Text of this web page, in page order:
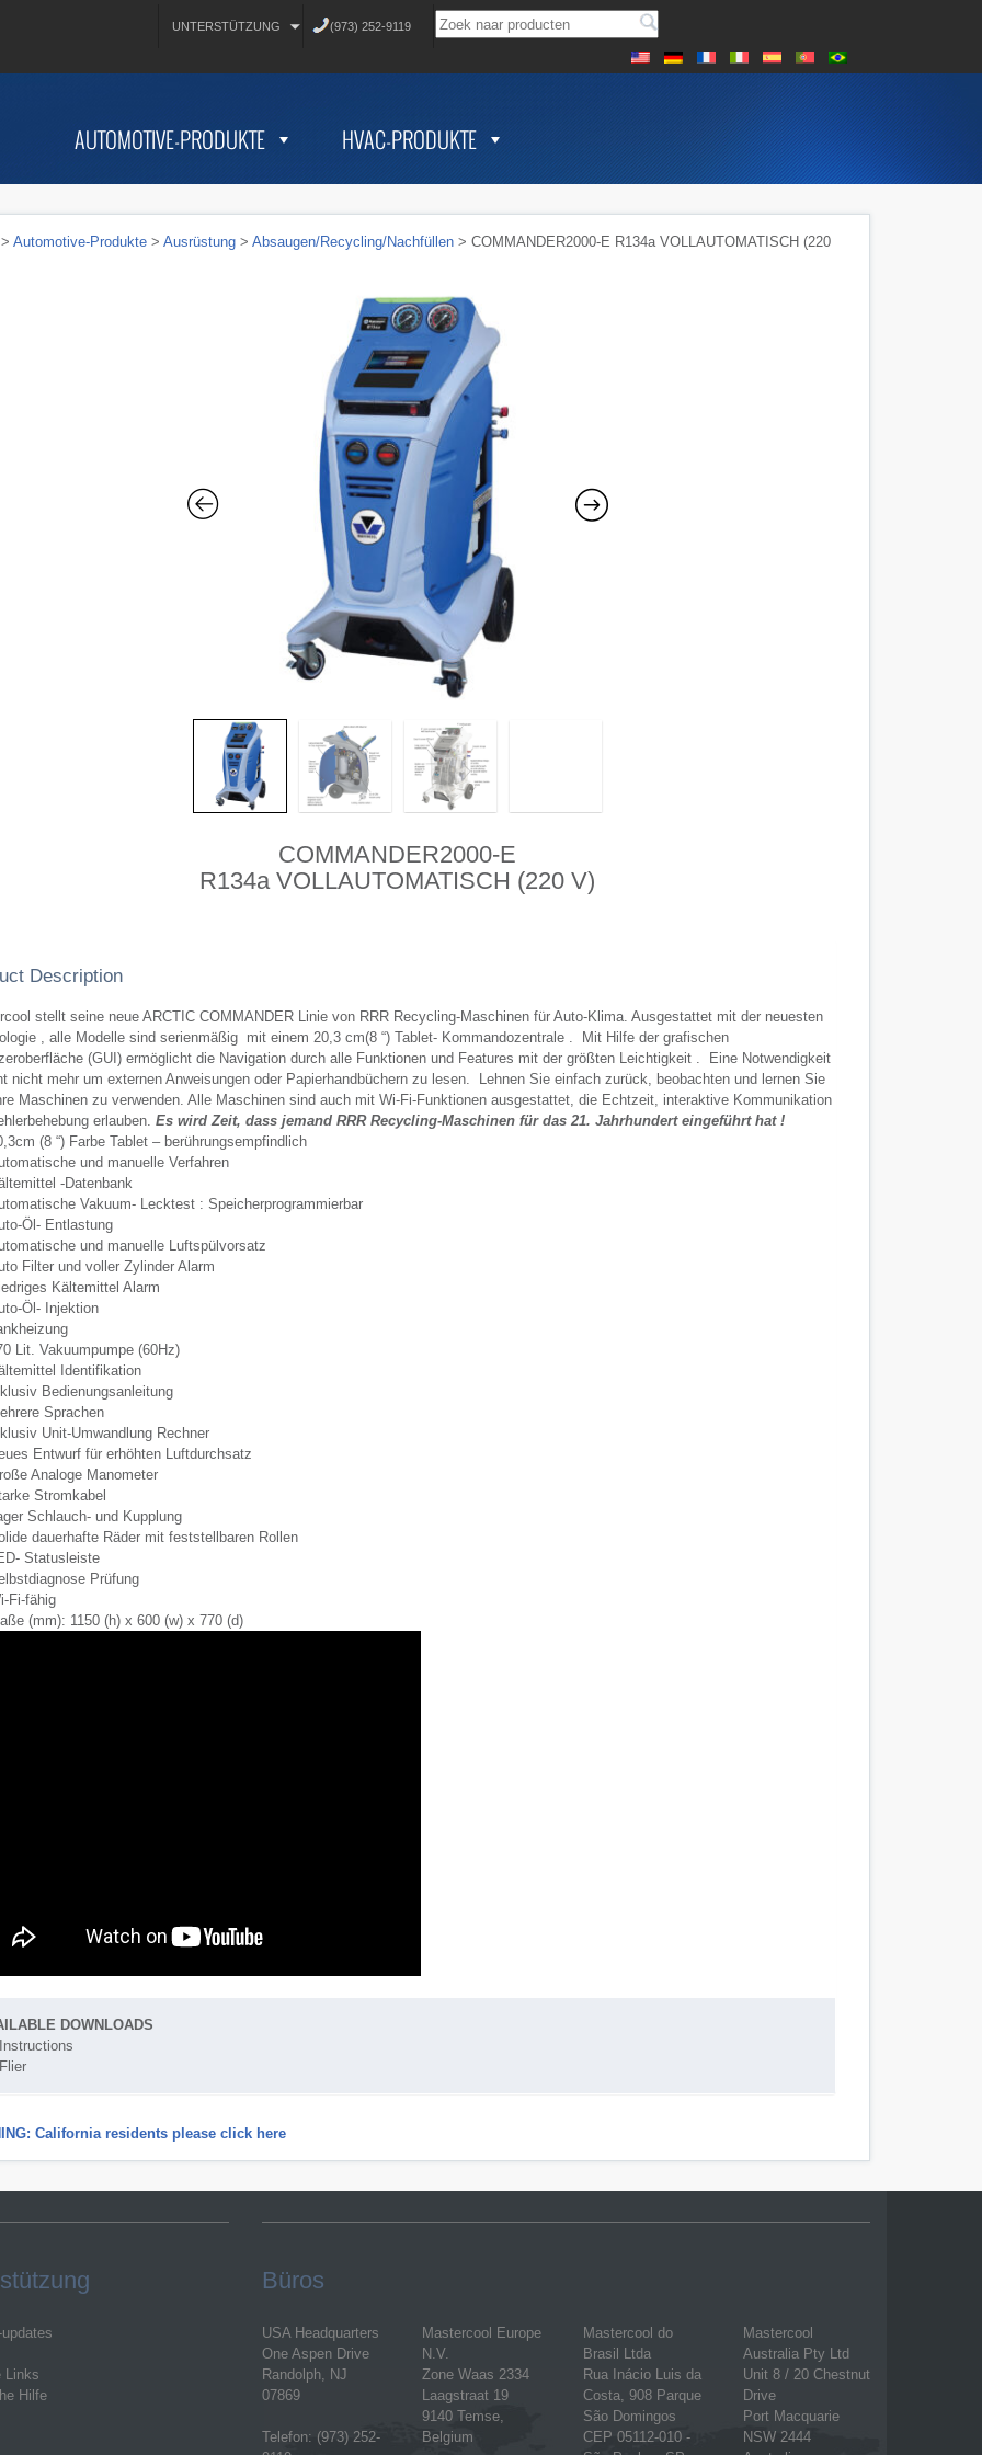
UNTERSTÜTZUNG (973) 252-9119
AUTOMOTIVE-PRODUKTE HVAC-PRODUKTE
Automotive-Produkte> Ausrüstung> Absaugen/Recycling/Nachfüllen> COMMANDER2000-E R134a VOLLAUTOMATISCH (220
COMMANDER2000-E
R134a VOLLAUTOMATISCH (220 V)
Description
stellt seine neue ARCTIC COMMANDER Linie von RRR Recycling-Maschinen für Auto-Klima. Ausgestattet mit der neuesten
, alle Modelle sind serienmäßig mit einem 20,3 cm(8 “) Tablet- Kommandozentrale . Mit Hilfe der grafischen
(GUI) ermöglicht die Navigation durch alle Funktionen und Features mit der größten Leichtigkeit . Eine Notwendigkeit
nicht mehr um externen Anweisungen oder Papierhandbüchern zu lesen. Lehnen Sie einfach zurück, beobachten und lernen Sie
Maschinen zu verwenden. Alle Maschinen sind auch mit Wi-Fi-Funktionen ausgestattet, die Echtzeit, interaktive Kommunikation
erlauben. Es wird Zeit, dass jemand RRR Recycling-Maschinen für das 21. Jahrhundert eingeführt hat !
(8 “) Farbe Tablet – berührungsempfindlich
und manuelle Verfahren
-Datenbank
Vakuum- Lecktest : Speicherprogrammierbar
Öl- Entlastung
und manuelle Luftspülvorsatz
Filter und voller Zylinder Alarm
Kältemittel Alarm
Öl- Injektion
Lit. Vakuumpumpe (60Hz)
Identifikation
Bedienungsanleitung
Sprachen
Unit-Umwandlung Rechner
Entwurf für erhöhten Luftdurchsatz
Analoge Manometer
Stromkabel
Schlauch- und Kupplung
dauerhafte Räder mit feststellbaren Rollen
Statusleiste
Prüfung
Fi-fähig
(mm): 1150 (h) x 600 (w) x 770 (d)
DOWNLOADS
California residents please click here
Links
Hilfe
Büros
USA Headquarters
One Aspen Drive
Randolph, NJ
07869
Telefon: (973) 252-
Mastercool Europe
N.V.
Zone Waas 2334
Laagstraat 19
9140 Temse,
Belgium
Mastercool do
Brasil Ltda
Rua Inácio Luis da
Costa, 908 Parque
São Domingos
CEP 05112-010 -
Mastercool
Australia Pty Ltd
Unit 8 / 20 Chestnut
Drive
Port Macquarie
NSW 2444